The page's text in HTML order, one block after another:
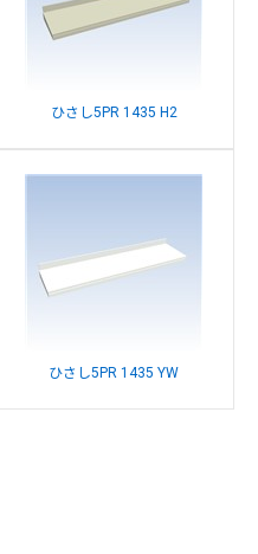
ひさし5PR 1435 H2
ひさし5PR 1435 YW